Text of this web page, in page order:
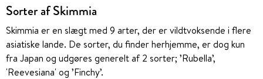
Sorter af Skimmia
Skimmia er en slægt med 9 arter, der er vildtvoksende i flere
asiatiske lande. De sorter, du finder herhjemme, er dog kun
fra Japan og udgøres generelt af 2 sorter; ’Rubella’,
'Reevesiana' og ’Finchy’.